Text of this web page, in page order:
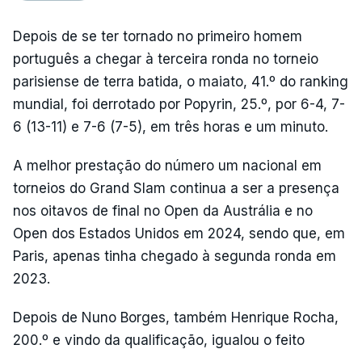
Depois de se ter tornado no primeiro homem
português a chegar à terceira ronda no torneio
parisiense de terra batida, o maiato, 41.º do ranking
mundial, foi derrotado por Popyrin, 25.º, por 6-4, 7-
6 (13-11) e 7-6 (7-5), em três horas e um minuto.
A melhor prestação do número um nacional em
torneios do Grand Slam continua a ser a presença
nos oitavos de final no Open da Austrália e no
Open dos Estados Unidos em 2024, sendo que, em
Paris, apenas tinha chegado à segunda ronda em
2023.
Depois de Nuno Borges, também Henrique Rocha,
200.º e vindo da qualificação, igualou o feito